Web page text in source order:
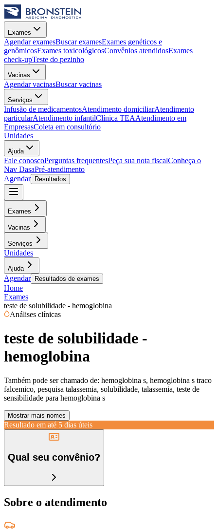
Exames
Agendar examesBuscar examesExames genéticos e
genômicosExames toxicológicosConvênios atendidosExames
check-upTeste do pezinho
Vacinas
Agendar vacinasBuscar vacinas
Serviços
Infusão de medicamentosAtendimento domiciliarAtendimento
particularAtendimento infantilClínica TEAAtendimento em
EmpresasColeta em consultório
Unidades
Ajuda
Fale conoscoPerguntas frequentesPeça sua nota fiscalConheça o
Nav DasaPré-atendimento
Agendar
Resultados
Exames
Vacinas
Serviços
Unidades
Ajuda
Agendar Resultados de exames
Home
Exames
teste de solubilidade - hemoglobina
Análises clínicas
teste de solubilidade -
hemoglobina
Também pode ser chamado de: hemoglobina s, hemoglobina s traco
falcemico, pesquisa talassemia, solubilidade, talassemia, teste de
sensibilidade para hemoglobina s
Mostrar mais nomes
Resultado em até 5 dias úteis
Qual seu convênio?
Sobre o atendimento